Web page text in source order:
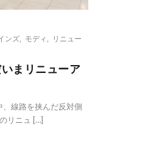
ンズ モディ
リニュー
まリニューア
線路を挟んだ反対側
リニュ […]